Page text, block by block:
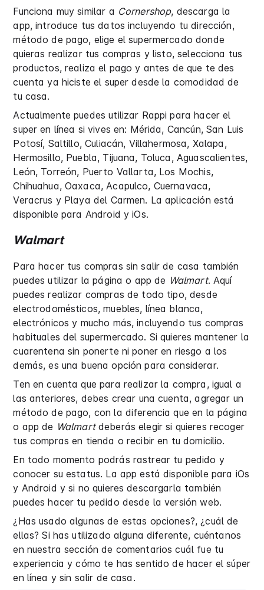
Funciona muy similar a Cornershop, descarga la
app, introduce tus datos incluyendo tu dirección,
método de pago, elige el supermercado donde
quieras realizar tus compras y listo, selecciona tus
productos, realiza el pago y antes de que te des
cuenta ya hiciste el super desde la comodidad de
tu casa.
Actualmente puedes utilizar Rappi para hacer el
super en línea si vives en: Mérida, Cancún, San Luis
Potosí, Saltillo, Culiacán, Villahermosa, Xalapa,
Hermosillo, Puebla, Tijuana, Toluca, Aguascalientes,
León, Torreón, Puerto Vallarta, Los Mochis,
Chihuahua, Oaxaca, Acapulco, Cuernavaca,
Veracrus y Playa del Carmen. La aplicación está
disponible para Android y iOs.
Walmart
Para hacer tus compras sin salir de casa también
puedes utilizar la página o app de Walmart. Aquí
puedes realizar compras de todo tipo, desde
electrodomésticos, muebles, línea blanca,
electrónicos y mucho más, incluyendo tus compras
habituales del supermercado. Si quieres mantener la
cuarentena sin ponerte ni poner en riesgo a los
demás, es una buena opción para considerar.
Ten en cuenta que para realizar la compra, igual a
las anteriores, debes crear una cuenta, agregar un
método de pago, con la diferencia que en la página
o app de Walmartdeberás elegir si quieres recoger
tus compras en tienda o recibir en tu domicilio.
En todo momento podrás rastrear tu pedido y
conocer su estatus. La app está disponible para iOs
y Android y si no quieres descargarla también
puedes hacer tu pedido desde la versión web.
¿Has usado algunas de estas opciones?, ¿cuál de
ellas? Si has utilizado alguna diferente, cuéntanos
en nuestra sección de comentarios cuál fue tu
experiencia y cómo te has sentido de hacer el súper
en línea y sin salir de casa.